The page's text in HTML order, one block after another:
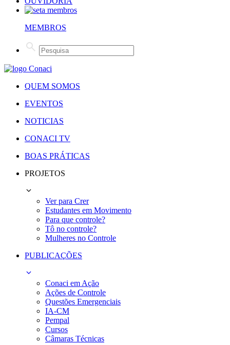
MEMBROS
QUEM SOMOS
EVENTOS
NOTICIAS
CONACI TV
BOAS PRÁTICAS
PROJETOS
Ver para Crer
Estudantes em Movimento
Para que controle?
Tô no controle?
Mulheres no Controle
PUBLICAÇÕES
Conaci em Ação
Ações de Controle
Questões Emergenciais
IA-CM
Pempal
Cursos
Câmaras Técnicas